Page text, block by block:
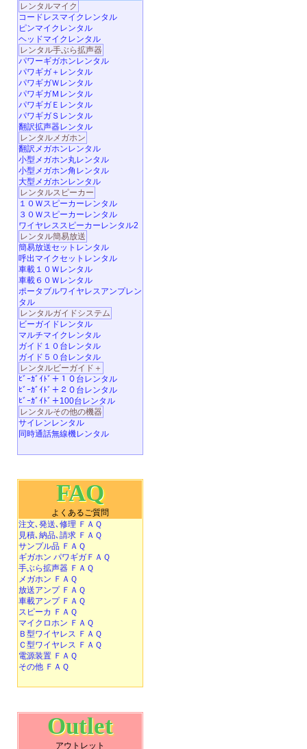
レンタルマイク
コードレスマイクレンタル
ピンマイクレンタル
ヘッドマイクレンタル
レンタル手ぶら拡声器
パワーギガホンレンタル
パワギガ＋レンタル
パワギガＷレンタル
パワギガＭレンタル
パワギガＥレンタル
パワギガＳレンタル
翻訳拡声器レンタル
レンタルメガホン
翻訳メガホンレンタル
小型メガホン丸レンタル
小型メガホン角レンタル
大型メガホンレンタル
レンタルスピーカー
１０Ｗスピーカーレンタル
３０Ｗスピーカーレンタル
ワイヤレススピーカーレンタル2
レンタル簡易放送
簡易放送セットレンタル
呼出マイクセットレンタル
車載１０Ｗレンタル
車載６０Ｗレンタル
ポータブルワイヤレスアンプレン
タル
レンタルガイドシステム
ビーガイドレンタル
マルチマイクレンタル
ガイド１０台レンタル
ガイド５０台レンタル
レンタルビーガイド＋
ﾋﾞｰｶﾞｲﾄﾞ＋１０台レンタル
ﾋﾞｰｶﾞｲﾄﾞ＋２０台レンタル
ﾋﾞｰｶﾞｲﾄﾞ＋100台レンタル
レンタルその他の機器
サイレンレンタル
同時通話無線機レンタル
FAQ
よくあるご質問
注文､発送､修理 ＦＡＱ
見積､納品､請求 ＦＡＱ
サンプル品 ＦＡＱ
ギガホン パワギガＦＡＱ
手ぶら拡声器 ＦＡＱ
メガホン ＦＡＱ
放送アンプ ＦＡＱ
車載アンプ ＦＡＱ
スピーカ ＦＡＱ
マイクロホン ＦＡＱ
Ｂ型ワイヤレス ＦＡＱ
Ｃ型ワイヤレス ＦＡＱ
電源装置 ＦＡＱ
その他 ＦＡＱ
Outlet
アウトレット